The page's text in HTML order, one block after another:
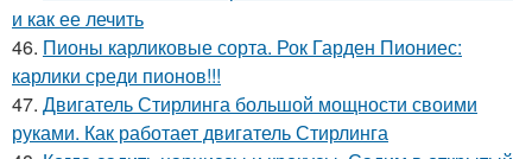
и как ее лечить
46. Пионы карликовые сорта. Рок Гарден Пиониес:
карлики среди пионов!!!
47. Двигатель Стирлинга большой мощности своими
руками. Как работает двигатель Стирлинга